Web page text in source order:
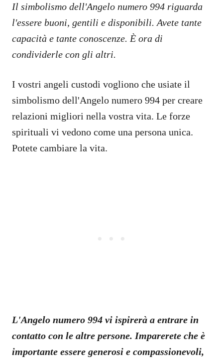
Il simbolismo dell'Angelo numero 994 riguarda
l'essere buoni, gentili e disponibili. Avete tante
capacità e tante conoscenze. È ora di
condividerle con gli altri.
I vostri angeli custodi vogliono che usiate il
simbolismo dell'Angelo numero 994 per creare
relazioni migliori nella vostra vita. Le forze
spirituali vi vedono come una persona unica.
Potete cambiare la vita.
L'Angelo numero 994 vi ispirerà a entrare in
contatto con le altre persone. Imparerete che è
importante essere generosi e compassionevoli,